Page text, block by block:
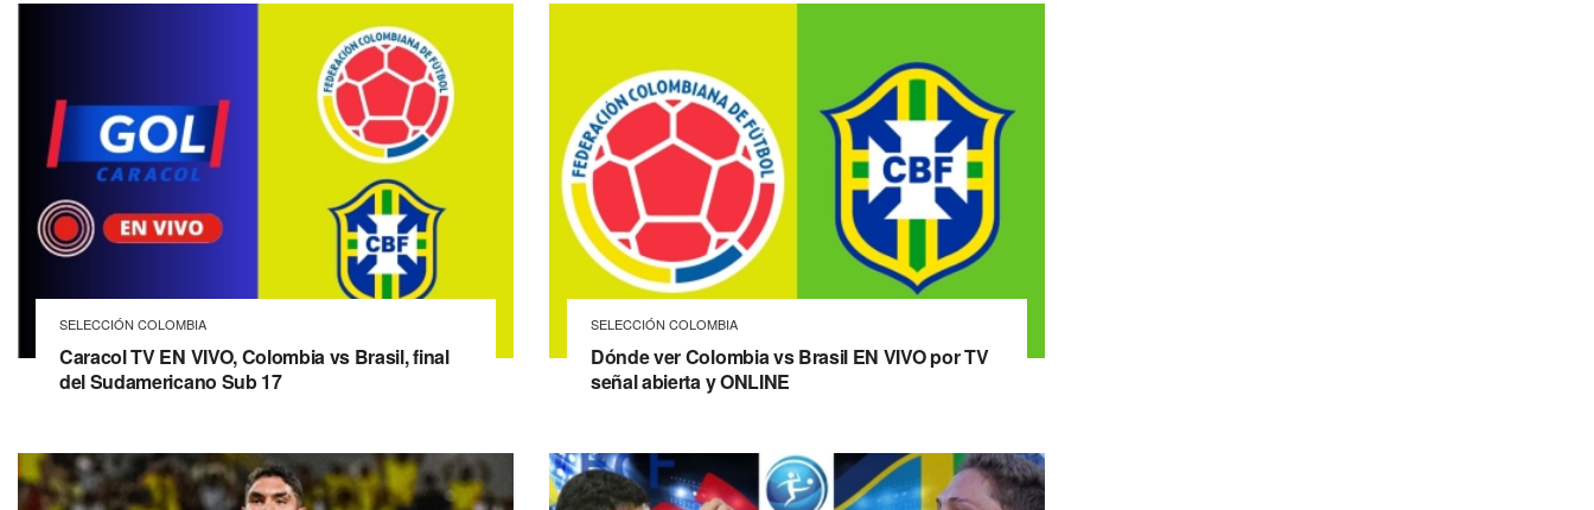
SELECCIÓN COLOMBIA
Caracol TV EN VIVO, Colombia vs Brasil, final
del Sudamericano Sub 17
SELECCIÓN COLOMBIA
Dónde ver Colombia vs Brasil EN VIVO por TV
señal abierta y ONLINE